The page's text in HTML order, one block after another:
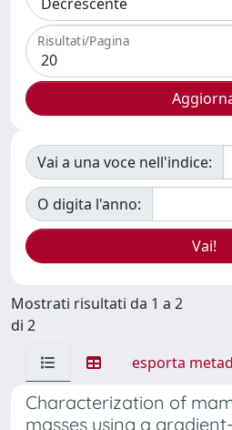
Risultati/Pagina
Vai a una voce nell'indice:
O digita l'anno:
Mostrati risultati da 1 a 2
di 2
esporta
Characterization of
masses using a